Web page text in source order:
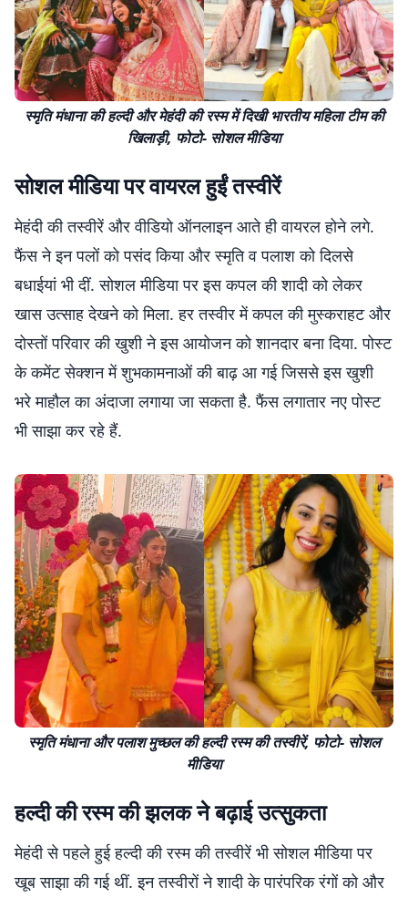
स्मृति मंधाना की हल्दी और मेहंदी की रस्म में दिखी भारतीय महिला टीम की
खिलाड़ी, फोटो- सोशल मीडिया
सोशल मीडिया पर वायरल हुईं तस्वीरें
मेहंदी की तस्वीरें और वीडियो ऑनलाइन आते ही वायरल होने लगे.
फैंस ने इन पलों को पसंद किया और स्मृति व पलाश को दिलसे
बधाईयां भी दीं. सोशल मीडिया पर इस कपल की शादी को लेकर
खास उत्साह देखने को मिला. हर तस्वीर में कपल की मुस्कराहट और
दोस्तों परिवार की खुशी ने इस आयोजन को शानदार बना दिया. पोस्ट
के कमेंट सेक्शन में शुभकामनाओं की बाढ़ आ गई जिससे इस खुशी
भरे माहौल का अंदाजा लगाया जा सकता है. फैंस लगातार नए पोस्ट
भी साझा कर रहे हैं.
स्मृति मंधाना और पलाश मुच्छल की हल्दी रस्म की तस्वीरें, फोटो- सोशल
मीडिया
हल्दी की रस्म की झलक ने बढ़ाई उत्सुकता
मेहंदी से पहले हुई हल्दी की रस्म की तस्वीरें भी सोशल मीडिया पर
खूब साझा की गई थीं. इन तस्वीरों ने शादी के पारंपरिक रंगों को और